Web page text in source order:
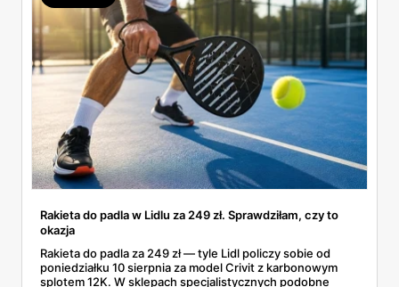
Rakieta do padla w Lidlu za 249 zł. Sprawdziłam, czy to
okazja
Rakieta do padla za 249 zł — tyle Lidl policzy sobie od
poniedziałku 10 sierpnia za model Crivit z karbonowym
splotem 12K. W sklepach specjalistycznych podobne